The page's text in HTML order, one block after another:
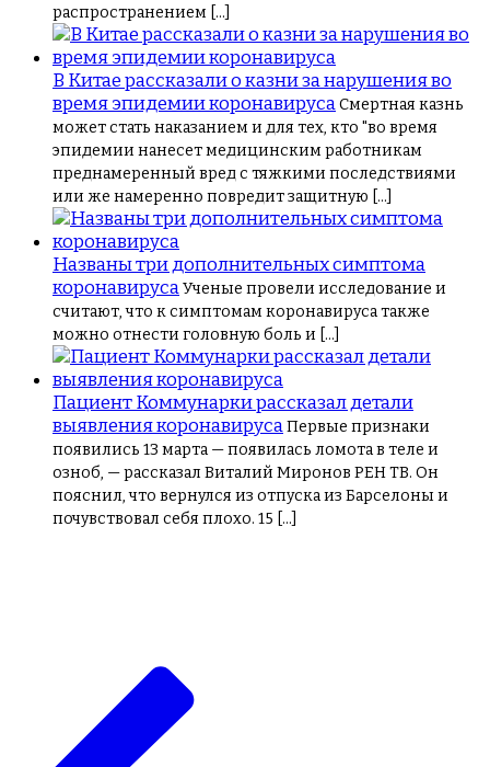
распространением […]
В Китае рассказали о казни за нарушения во
время эпидемии коронавирусаСмертная казнь
может стать наказанием и для тех, кто "во время
эпидемии нанесет медицинским работникам
преднамеренный вред с тяжкими последствиями
или же намеренно повредит защитную […]
Названы три дополнительных симптома
коронавирусаУченые провели исследование и
считают, что к симптомам коронавируса также
можно отнести головную боль и […]
Пациент Коммунарки рассказал детали
выявления коронавирусаПервые признаки
появились 13 марта — появилась ломота в теле и
озноб, — рассказал Виталий Миронов РЕН ТВ. Он
пояснил, что вернулся из отпуска из Барселоны и
почувствовал себя плохо. 15 […]